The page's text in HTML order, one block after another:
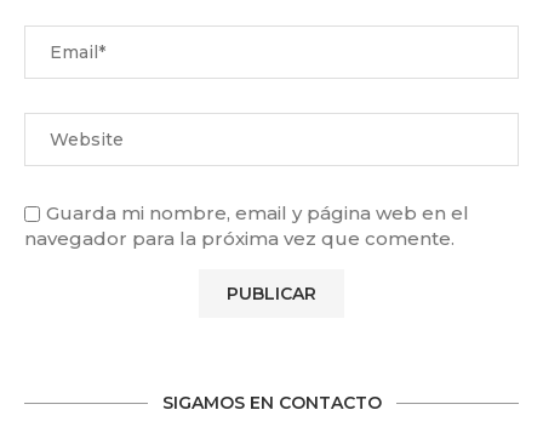
Guarda mi nombre, email y página web en el
navegador para la próxima vez que comente.
SIGAMOS EN CONTACTO